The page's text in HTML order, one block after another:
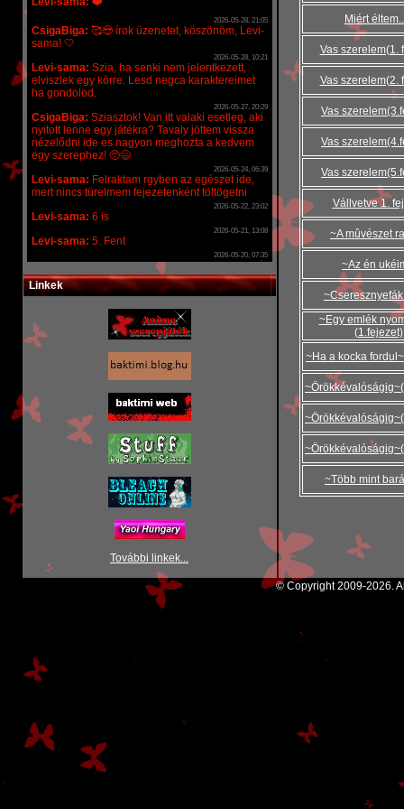
Linkek
További linkek...
Miért
Vas szerelem(1.
Vas szerelem(2.
Vas
Vas
Vas
Vállvetve 1.
~A mûvészet
~Az én
~Egy emlék
(1.fejezet)
~Ha a kocka
~Több mint
© Copyright 2009-2026.